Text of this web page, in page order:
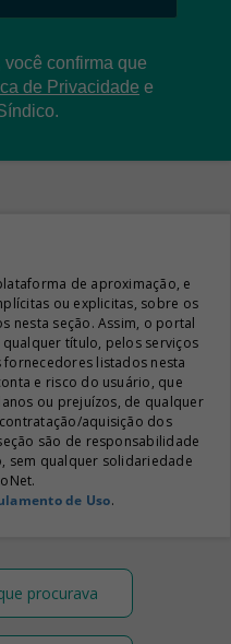
confirma que
de Privacidade e
de aproximação, e
ou explicitas, sobre os
nesta seção. Assim, o portal
título, pelos serviços
listados nesta
e risco do usuário, que
ou prejuízos, de qualquer
aquisição dos
são de responsabilidade
sem qualquer solidariedade
de Uso.
procurava